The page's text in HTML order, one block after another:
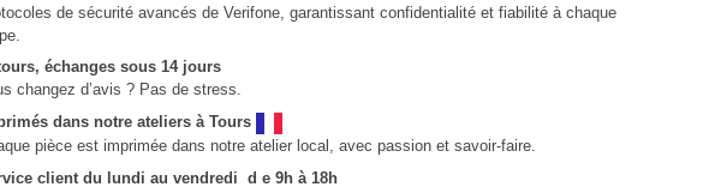
de sécurité avancés de Verifone, garantissant confidentialité et fiabilité à chaque
échanges sous 14 jours
changez d’avis ? Pas de stress.
dans notre ateliers à Tours
pièce est imprimée dans notre atelier local, avec passion et savoir-faire.
client du lundi au vendredi d e 9h à 18h